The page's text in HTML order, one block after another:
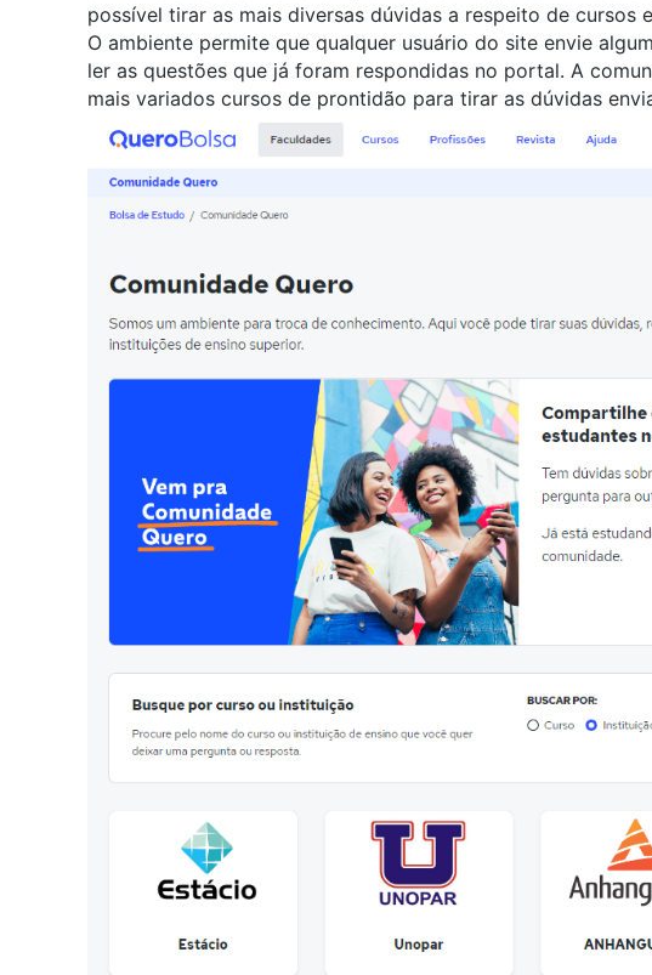
possível tirar as mais diversas dúvidas a respeito de cursos
O ambiente permite que qualquer usuário do site envie
ler as questões que já foram respondidas no portal. A
mais variados cursos de prontidão para tirar as dúvidas